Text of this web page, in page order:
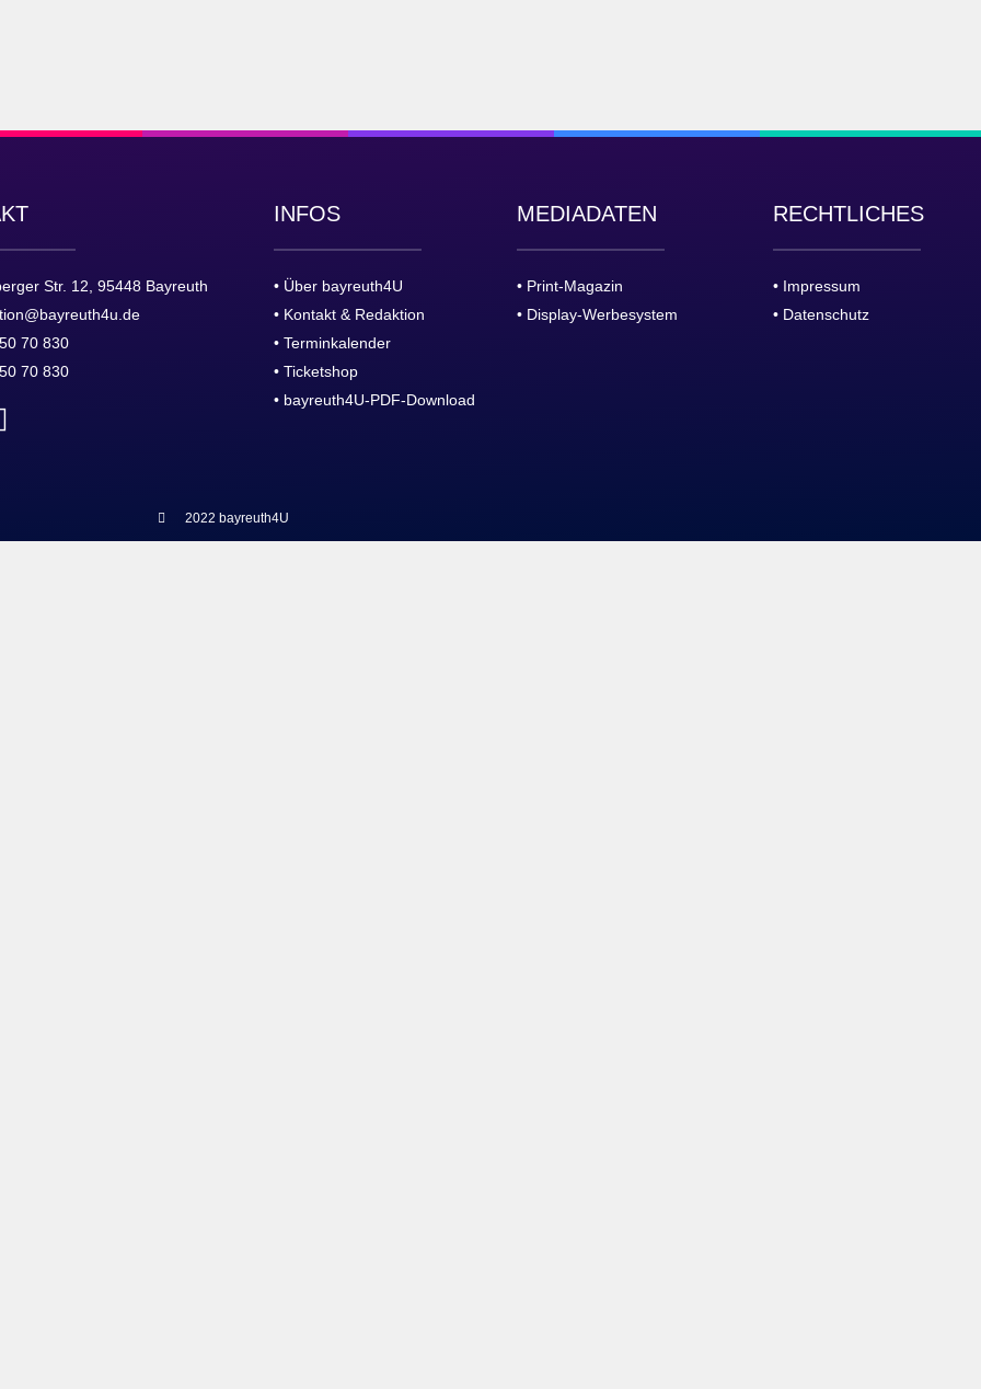
Str. 12, 95448 Bayreuth
70 830
70 830
INFOS
• Über bayreuth4U
• Kontakt & Redaktion
• Terminkalender
• Ticketshop
• bayreuth4U-PDF-Download
MEDIADATEN
• Print-Magazin
• Display-Werbesystem
RECHTLICHES
• Impressum
• Datenschutz
2022 bayreuth4U